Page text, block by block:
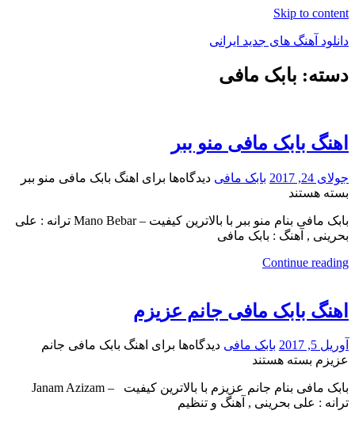
Skip to content
دانلود آهنگ های جدید ایرانی
دانلود
دسته: بابک مافی
اهنگ بابک مافی منو ببر
جولای 24, 2017 بابک مافی دیدگاه‌ها برای اهنگ بابک مافی منو ببر
بسته هستند
بابک مافی بنام منو ببر با بالاترین کیفیت – Mano Bebar ترانه : علی
بحرینی , آهنگ : بابک مافی
Continue reading
اهنگ بابک مافی جانم عزیزم
آوریل 5, 2017 بابک مافی دیدگاه‌ها برای اهنگ بابک مافی جانم
عزیزم بسته هستند
بابک مافی بنام جانم عزیزم با بالاترین کیفیت – Janam Azizam
ترانه : علی بحرینی , آهنگ و تنظیم